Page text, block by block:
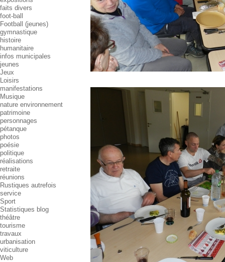
faits divers
foot-ball
Football (jeunes)
gymnastique
histoire
humanitaire
infos municipales
jeunes
Jeux
Loisirs
manifestations
Musique
nature environnement
patrimoine
personnages
pétanque
photos
poésie
politique
réalisations
retraite
réunions
Rustiques autrefois
service
Sport
Statistiques blog
théâtre
tourisme
travaux
urbanisation
viticulture
Web